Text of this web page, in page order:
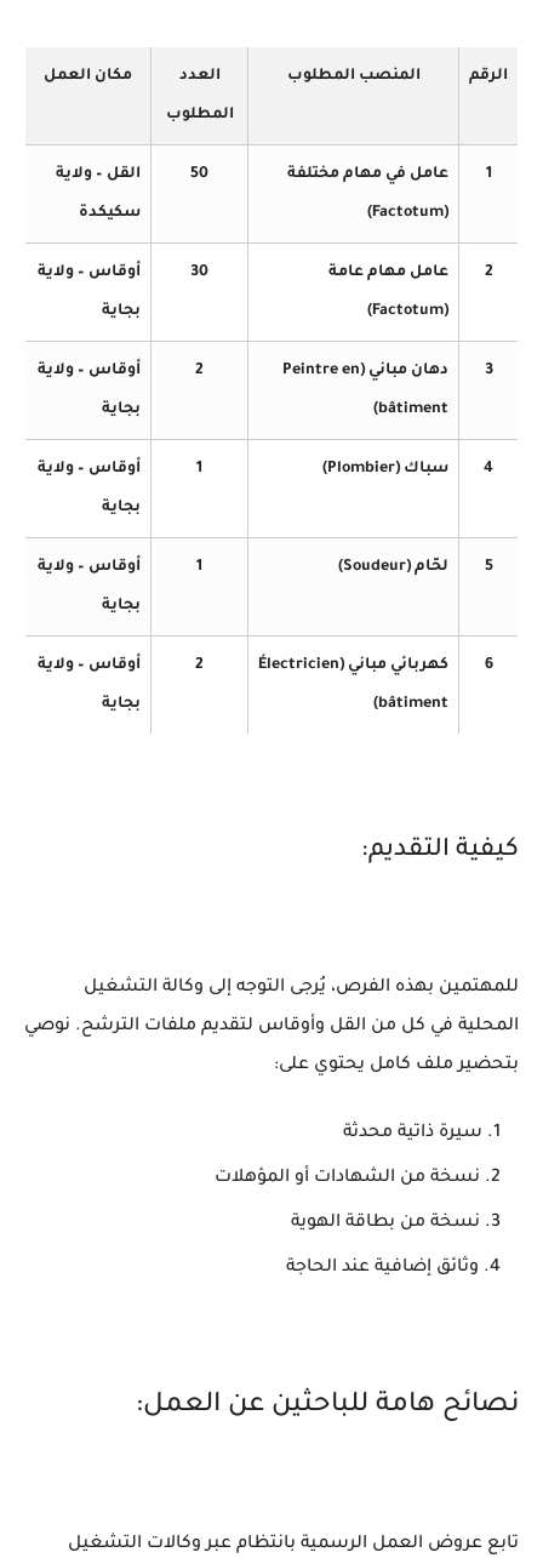
الرقم المنصب المطلوب العدد
المطلوب
مكان العمل
1 عامل في مهام مختلفة
(Factotum)
50 القل – ولاية
سكيكدة
2 عامل مهام عامة
(Factotum)
30 أوقاس – ولاية
بجاية
3 دهان مباني (Peintre en
bâtiment)
2 أوقاس – ولاية
بجاية
4 سباك (Plombier) 1 أوقاس – ولاية
بجاية
5 لحّام (Soudeur) 1 أوقاس – ولاية
بجاية
6 كهربائي مباني (Électricien
bâtiment)
2 أوقاس – ولاية
بجاية
كيفية التقديم:
للمهتمين بهذه الفرص، يُرجى التوجه إلى وكالة التشغيل
المحلية في كل من القل وأوقاس لتقديم ملفات الترشح. نوصي
بتحضير ملف كامل يحتوي على:
سيرة ذاتية محدثة
نسخة من الشهادات أو المؤهلات
نسخة من بطاقة الهوية
وثائق إضافية عند الحاجة
نصائح هامة للباحثين عن العمل:
تابع عروض العمل الرسمية بانتظام عبر وكالات التشغيل